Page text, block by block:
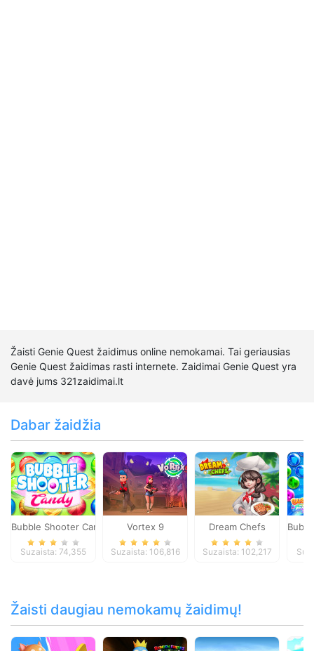
Žaisti Genie Quest žaidimus online nemokamai. Tai geriausias
Genie Quest žaidimas rasti internete. Zaidimai Genie Quest yra
davė jums 321zaidimai.lt
Dabar žaidžia
Bubble Shooter Candy
Suzaista: 74,355
Vortex 9
Suzaista: 106,816
Dream Chefs
Suzaista: 102,217
Žaisti daugiau nemokamų žaidimų!